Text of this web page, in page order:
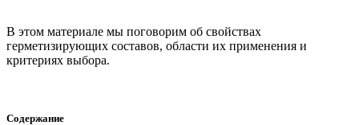
В этом материале мы поговорим об свойствах
герметизирующих составов, области их применения и
критериях выбора.
Содержание